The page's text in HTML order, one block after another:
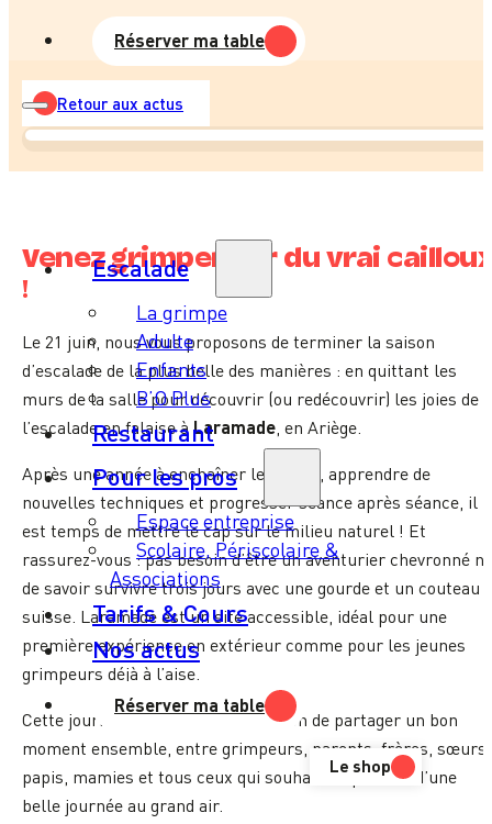
Réserver ma table
Escalade
La grimpe
Adulte
Enfants
B’O Plus
Restaurant
Pour les pros
Espace entreprise
Scolaire, Périscolaire &
Associations
Tarifs & Cours
Nos actus
Réserver ma table
Le shop
Retour aux actus
Venez grimper sur du vrai cailloux
!
Le 21 juin, nous vous proposons de terminer la saison
d’escalade de la plus belle des manières : en quittant les
murs de la salle pour découvrir (ou redécouvrir) les joies de
l’escalade en falaise àLaramade , en Ariège.
Après une année à enchaîner les blocs, apprendre de
nouvelles techniques et progresser séance après séance, il
est temps de mettre le cap sur le milieu naturel ! Et
rassurez-vous : pas besoin d’être un aventurier chevronné ni
de savoir survivre trois jours avec une gourde et un couteau
suisse. Laramade est un site accessible, idéal pour une
première expérience en extérieur comme pour les jeunes
grimpeurs déjà à l’aise.
Cette journée sera surtout l’occasion de partager un bon
moment ensemble, entre grimpeurs, parents, frères, sœurs,
papis, mamies et tous ceux qui souhaitent profiter d’une
belle journée au grand air.